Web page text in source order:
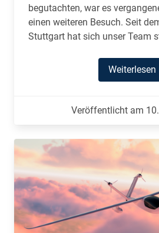
begutachten, war es
einen weiteren Besuch. Seit
Stuttgart hat sich unser Team
Weiterlesen
Veröffentlicht am